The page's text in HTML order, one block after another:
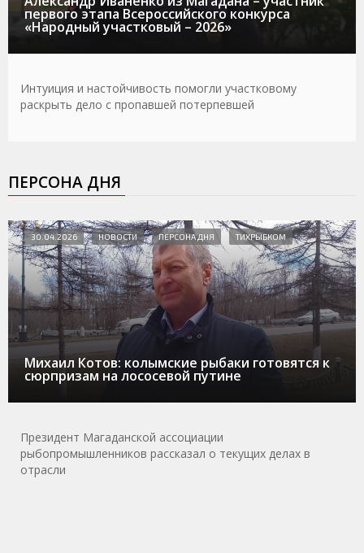
первого этапа Всероссийского конкурса
«Народный участковый – 2026»
Интуиция и настойчивость помогли участковому
раскрыть дело с пропавшей потерпевшей
ПЕРСОНА ДНЯ
Михаил Котов: колымские рыбаки готовятся к
сюрпризам на лососевой путине
30.04.2026 НОВОСТИ ПЕРСОНА ДНЯ ТИХРЫБКОМ
Президент Магаданской ассоциации
рыбопромышленников рассказал о текущих делах в
отрасли